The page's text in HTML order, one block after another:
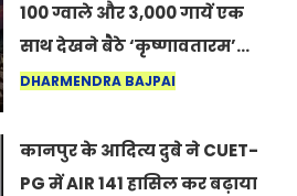
100 ग्वाले और 3,000 गायें एक
साथ देखने बैठे ‘कृष्णावतारम’…
नागपुर में दिखा ऐसा नज़ारा कि
कर सकते हैं”
DHARMENDRA BAJPAI
कानपुर के आदित्य दुबे ने CUET-
PG में AIR 141 हासिल कर बढ़ाया